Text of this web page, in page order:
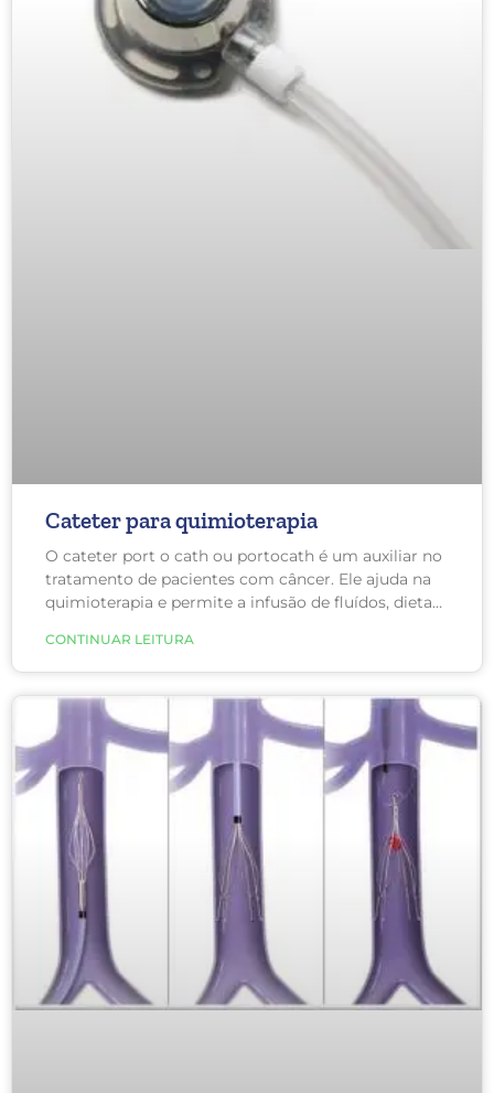
Cateter para quimioterapia
O cateter port o cath ou portocath é um auxiliar no
tratamento de pacientes com câncer. Ele ajuda na
quimioterapia e permite a infusão de fluídos, dieta
exames.
CONTINUAR LEITURA